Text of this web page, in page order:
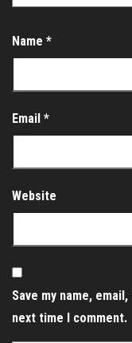
Name *
Email *
Website
Save my name,
next time I comment.